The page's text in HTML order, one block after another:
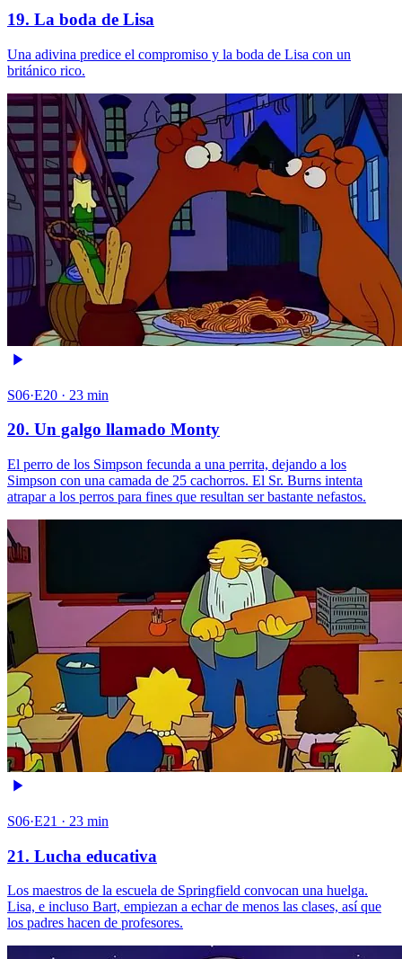
19. La boda de Lisa
Una adivina predice el compromiso y la boda de Lisa con un
británico rico.
S06·E20 · 23 min
20. Un galgo llamado Monty
El perro de los Simpson fecunda a una perrita, dejando a los
Simpson con una camada de 25 cachorros. El Sr. Burns intenta
atrapar a los perros para fines que resultan ser bastante nefastos.
S06·E21 · 23 min
21. Lucha educativa
Los maestros de la escuela de Springfield convocan una huelga.
Lisa, e incluso Bart, empiezan a echar de menos las clases, así que
los padres hacen de profesores.